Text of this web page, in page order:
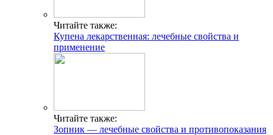
Читайте также:
Купена лекарственная: лечебные свойства и
применение
Читайте также:
Зопник — лечебные свойства и противопоказания